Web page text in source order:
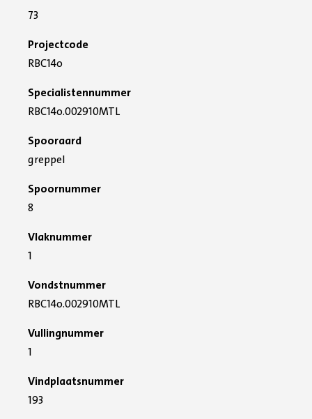
73
Projectcode
RBC14o
Specialistennummer
RBC14o.002910MTL
Spooraard
greppel
Spoornummer
8
Vlaknummer
1
Vondstnummer
RBC14o.002910MTL
Vullingnummer
1
Vindplaatsnummer
193